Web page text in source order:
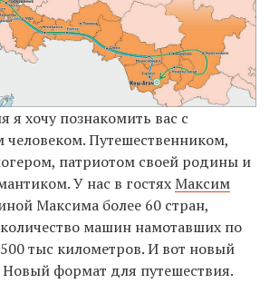
я хочу познакомить вас с
человеком. Путешественником,
патриотом своей родины и
У нас в гостяхМаксим
Максима более 60 стран,
машин намотавших по
тыс километров. И вот новый
Новый формат для путешествия.